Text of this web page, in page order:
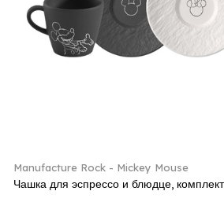
Manufacture Rock - Mickey Mouse
Чашка для эспрессо и блюдце,